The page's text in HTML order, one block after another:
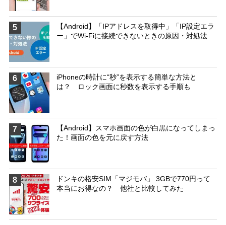
5
【Android】「IPアドレスを取得中」「IP設定エラ
ー」でWi-Fiに接続できないときの原因・対処法
6
iPhoneの時計に“秒”を表示する簡単な方法と
は？ ロック画面に秒数を表示する手順も
7
【Android】スマホ画面の色が白黒になってしまっ
た！画面の色を元に戻す方法
8
ドンキの格安SIM「マジモバ」 3GBで770円って
本当にお得なの？ 他社と比較してみた